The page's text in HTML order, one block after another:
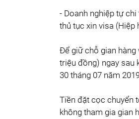
- Doanh nghiệp tự
thủ tục xin visa
Để giữ chỗ gian hàng
triệu đồng) ngay sau
30 tháng 07 năm
Tiền đặt cọc chuyển
không tham gia gian